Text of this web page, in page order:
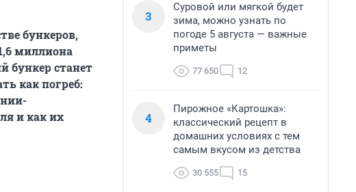
бункеров,
миллиона
бункер станет
как погреб:
и как их
3
Суровой или мягкой будет
зима, можно узнать по
погоде 5 августа — важные
приметы
77 650 12
4
Пирожное «Картошка»:
классический рецепт в
домашних условиях с тем
самым вкусом из детства
30 555 15